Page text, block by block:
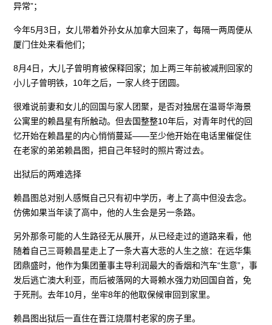
异常”；
今年5月3日，女儿带着外孙女从加拿大回来了，每隔一两周便从
厦门住处来看他们；
8月4日，大儿子曾明育被保释回家；加上两三年前被减刑回家的
小儿子曾明铁，10年之后，一家人终于团圆。
很难说前妻和女儿的回国与家人团聚，是否对独居在温哥华海景
公寓里的赖昌星有所触动。但去国整整10年后，对青年时代的回
忆开始在赖昌星的内心悄悄蔓延——至少他开始在电话里催促住
在老家的弟弟赖昌图，把自己年轻时的照片寄过去。
出狱后的两难选择
赖昌图总对别人感慨自己只有初中学历，考上了高中但没去念。
仿佛如果当年读了高中，他的人生会是另一条路。
另外那条可能的人生路径无从展开，从已经走过的道路来看，他
随着自己三哥赖昌星走上了一条大喜大悲的人生之旅：在远华集
团鼎盛时，他作为集团董事主导利润最大的香烟和汽车“生意”，事
发后逃亡澳大利亚，而后被落网的大哥赖水强力劝回国自首，免
于死刑。去年10月，坐牢8年的他取保候审回到家里。
赖昌图出狱后一直住在晋江烧厝村老家的房子里。